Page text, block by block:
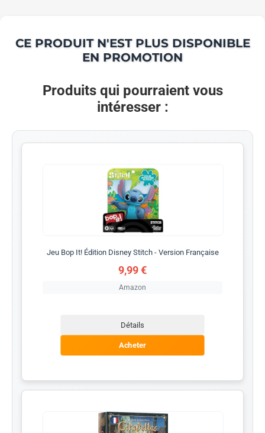
CE PRODUIT N'EST PLUS DISPONIBLE
EN PROMOTION
Produits qui pourraient vous
intéresser :
Jeu Bop It! Édition Disney Stitch - Version Française
9,99 €
Amazon
Détails
Acheter